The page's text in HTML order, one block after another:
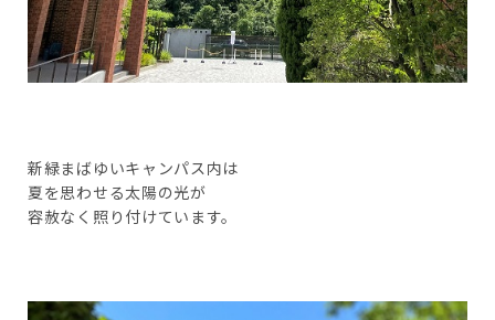
新緑まばゆいキャンパス内は
夏を思わせる太陽の光が
容赦なく照り付けています。